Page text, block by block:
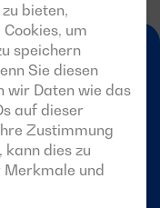
bieten,
um
speichern
Sie diesen
wir Daten wie das
auf dieser
Zustimmung
dies zu
und